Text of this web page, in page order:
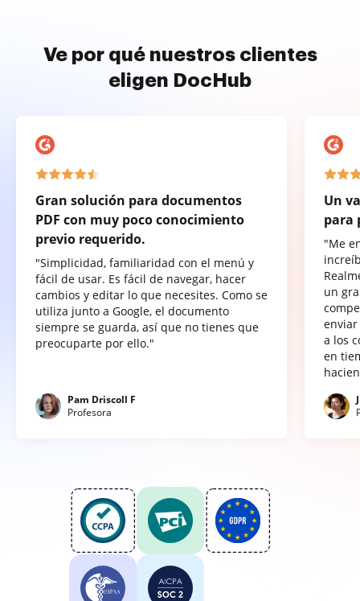
Ve por qué nuestros clientes
eligen DocHub
Gran solución para documentos
PDF con muy poco conocimiento
previo requerido.
"Simplicidad, familiaridad con el menú y
fácil de usar. Es fácil de navegar, hacer
cambios y editar lo que necesites. Como se
utiliza junto a Google, el documento
siempre se guarda, así que no tienes que
preocuparte por ello."
Pam Driscoll F
Profesora
Un
para
"Me
un
a los
en